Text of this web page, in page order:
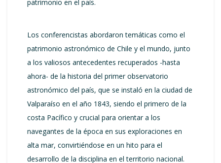
patrimonio en el país.
Los conferencistas abordaron temáticas como el
patrimonio astronómico de Chile y el mundo, junto
a los valiosos antecedentes recuperados -hasta
ahora- de la historia del primer observatorio
astronómico del país, que se instaló en la ciudad de
Valparaíso en el año 1843, siendo el primero de la
costa Pacífico y crucial para orientar a los
navegantes de la época en sus exploraciones en
alta mar, convirtiéndose en un hito para el
desarrollo de la disciplina en el territorio nacional.